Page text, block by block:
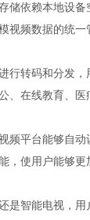
储依赖本地设
视频数据的统
行转码和分发
、在线教育、
频平台能够自
，使用户能够
是智能电视，